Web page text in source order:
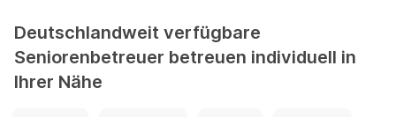
Deutschlandweit verfügbare
Seniorenbetreuer betreuen individuell in
Ihrer Nähe